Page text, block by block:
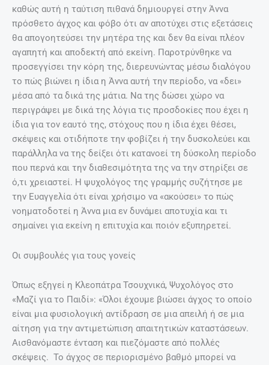
καθώς αυτή η ταύτιση πιθανά δημιουργεί στην Άννα
πρόσθετο άγχος και φόβο ότι αν αποτύχει στις εξετάσεις
θα απογοητεύσει την μητέρα της και δεν θα είναι πλέον
αγαπητή και αποδεκτή από εκείνη. Παροτρύνθηκε να
προσεγγίσει την κόρη της, διερευνώντας μέσω διαλόγου
το πώς βιώνει η ίδια η Άννα αυτή την περίοδο, να «δει»
μέσα από τα δικά της μάτια. Να της δώσει χώρο να
περιγράψει με δικά της λόγια τις προσδοκίες που έχει η
ίδια για τον εαυτό της, στόχους που η ίδια έχει θέσει,
σκέψεις και οτιδήποτε την φοβίζει ή την δυσκολεύει και
παράλληλα να της δείξει ότι κατανοεί τη δύσκολη περίοδο
που περνά και την διαθεσιμότητα της να την στηρίξει σε
ό,τι χρειαστεί. Η ψυχολόγος της γραμμής συζήτησε με
την Ευαγγελία ότι είναι χρήσιμο να «ακούσει» το πώς
νοηματοδοτεί η Άννα μια εν δυνάμει αποτυχία και τι
σημαίνει για εκείνη η επιτυχία και ποιόν εξυπηρετεί.
Οι συμβουλές για τους γονείς
Όπως εξηγεί η Κλεοπάτρα Τσουχνικά, Ψυχολόγος στο
«Μαζί για το Παιδί»: «Όλοι έχουμε βιώσει άγχος το οποίο
είναι μια φυσιολογική αντίδραση σε μια απειλή ή σε μια
αίτηση για την αντιμετώπιση απαιτητικών καταστάσεων.
Αισθανόμαστε ένταση και πιεζόμαστε από πολλές
σκέψεις. Το άγχος σε περιορισμένο βαθμό μπορεί να